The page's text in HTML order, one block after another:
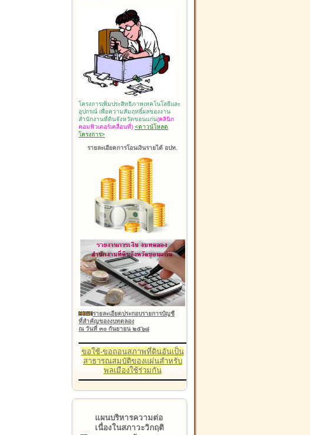
โครงการเพิ่มประสิทธิภาพเทคโนโลยีและ
อุปกรณ์ เพื่อความสัมฤทธิ์ผลของงาน
สำนักงานที่ดินจังหวัดขอนแก่น(คลินิก
คอมพิวเตอร์เคลื่อนที่) <ดาวน์โหลด
โครงการ>
รายละเอียดการโอนเงินรายได้ อปท.
รายละเอียดประกอบรายการบัญชี
ที่สำคัญของงบทดลอง
ณ วันที่ ๓๐ กันยายน ๒๕๖๘
ขอใช้-ขอถอนสภาพที่ดินอันเป็น
สาธารณสมบัติของแผ่นสำหรับ
พลเมืองใช้ร่วมกัน
แผนบริหารความต่อ
เนื่องในสภาวะวิกฤติ